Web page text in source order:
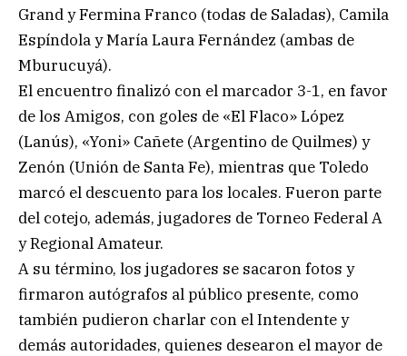
Grand y Fermina Franco (todas de Saladas), Camila
Espíndola y María Laura Fernández (ambas de
Mburucuyá).
El encuentro finalizó con el marcador 3-1, en favor
de los Amigos, con goles de «El Flaco» López
(Lanús), «Yoni» Cañete (Argentino de Quilmes) y
Zenón (Unión de Santa Fe), mientras que Toledo
marcó el descuento para los locales. Fueron parte
del cotejo, además, jugadores de Torneo Federal A
y Regional Amateur.
A su término, los jugadores se sacaron fotos y
firmaron autógrafos al público presente, como
también pudieron charlar con el Intendente y
demás autoridades, quienes desearon el mayor de